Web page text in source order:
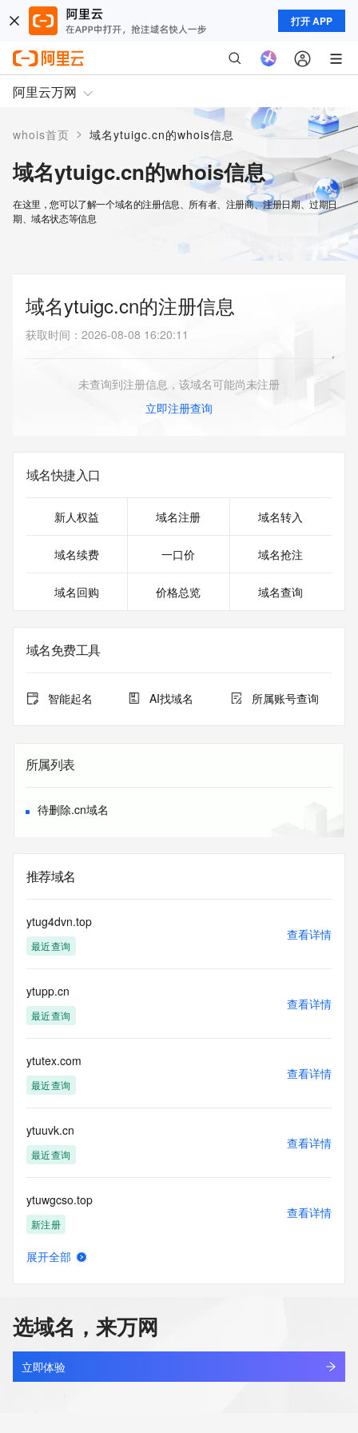
打开 APP
阿里云万网
whois首页 > 域名ytuigc.cn的whois信息
域名ytuigc.cn的whois信息
在这里，您可以了解一个域名的注册信息、所有者、注册商、注册日期、过期日
期、域名状态等信息
域名ytuigc.cn的注册信息
获取时间 ： 2026-08-08 16:20:11
未查询到注册信息，该域名可能尚未注册
立即注册查询
域名快捷入口
新人权益 域名注册 域名转入
域名续费 一口价 域名抢注
域名回购 价格总览 域名查询
域名免费工具
智能起名 AI找域名 所属账号查询
所属列表
待删除.cn域名
推荐域名
ytug4dvn.top
最近查询
查看详情
ytupp.cn
最近查询
查看详情
ytutex.com
最近查询
查看详情
ytuuvk.cn
最近查询
查看详情
ytuwgcso.top
新注册
查看详情
kingsun.cn
最近查询
查看详情
展开全部
选域名，来万网
立即体验